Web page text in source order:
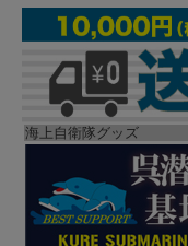
海上自衛隊グッズ